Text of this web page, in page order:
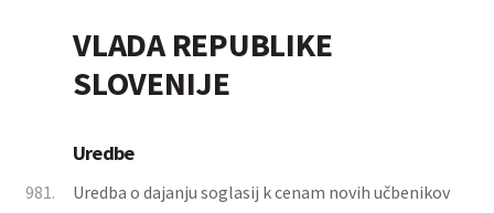
VLADA REPUBLIKE
SLOVENIJE
Uredbe
981. Uredba o dajanju soglasij k cenam novih učbenikov